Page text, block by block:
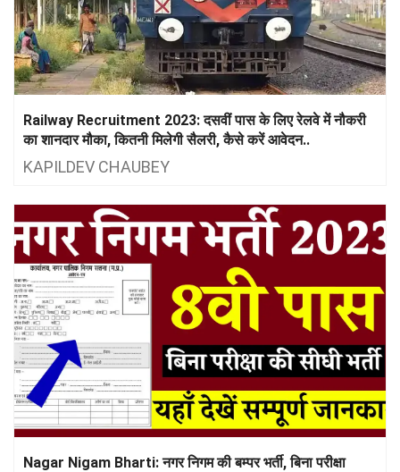
Railway Recruitment 2023: दसवीं पास के लिए रेलवे में नौकरी
का शानदार मौका, कितनी मिलेगी सैलरी, कैसे करें आवेदन..
KAPILDEV CHAUBEY
Nagar Nigam Bharti: नगर निगम की बम्पर भर्ती, बिना परीक्षा